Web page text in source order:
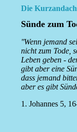
Die
Sünde zum
''Wenn jemand
nicht zum Tode,
Leben geben -
gibt aber eine
dass jemand
aber es gibt
1. Johannes 5,